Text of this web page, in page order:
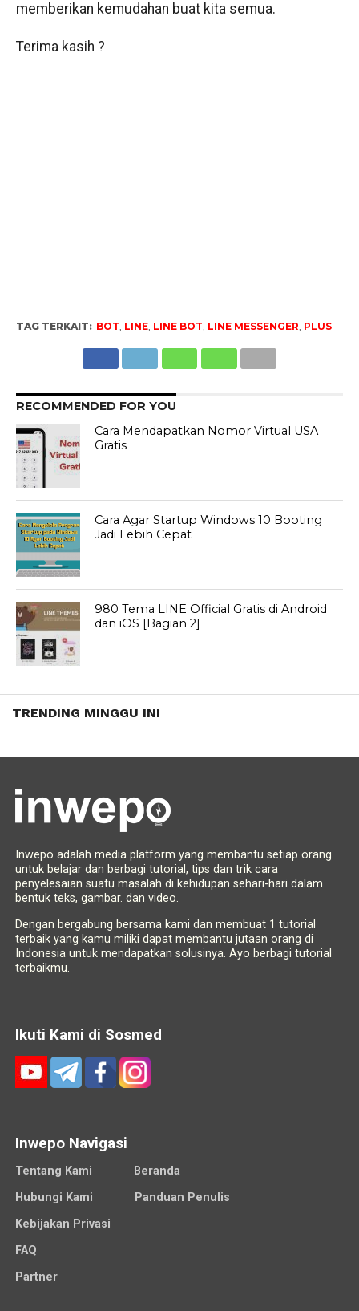
memberikan kemudahan buat kita semua.
Terima kasih ?
TAG TERKAIT: BOT, LINE, LINE BOT, LINE MESSENGER, PLUS
RECOMMENDED FOR YOU
Cara Mendapatkan Nomor Virtual USA
Gratis
Cara Agar Startup Windows 10 Booting
Jadi Lebih Cepat
980 Tema LINE Official Gratis di Android
dan iOS [Bagian 2]
TRENDING MINGGU INI
Inwepo adalah media platform yang membantu setiap orang
untuk belajar dan berbagi tutorial, tips dan trik cara
penyelesaian suatu masalah di kehidupan sehari-hari dalam
bentuk teks, gambar. dan video.
Dengan bergabung bersama kami dan membuat 1 tutorial
terbaik yang kamu miliki dapat membantu jutaan orang di
Indonesia untuk mendapatkan solusinya. Ayo berbagi tutorial
terbaikmu.
Ikuti Kami di Sosmed
Inwepo Navigasi
Tentang Kami
Beranda
Hubungi Kami
Panduan Penulis
Kebijakan Privasi
FAQ
Partner